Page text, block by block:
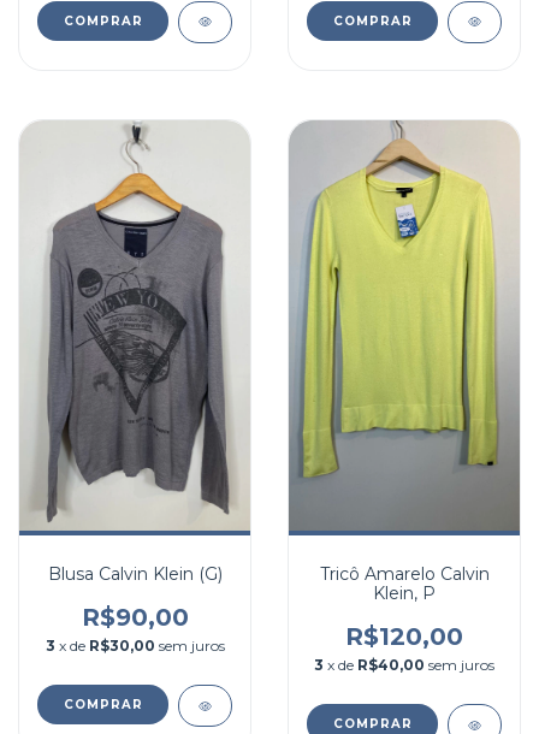
COMPRAR COMPRAR
Blusa Calvin Klein (G)
R$90,00
3 x de R$30,00 sem juros
COMPRAR
Tricô Amarelo Calvin
Klein, P
R$120,00
3 x de R$40,00 sem juros
COMPRAR